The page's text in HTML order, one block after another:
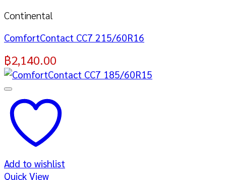
Continental
ComfortContact CC7 215/60R16
฿2,140.00
Add to wishlist
Quick View